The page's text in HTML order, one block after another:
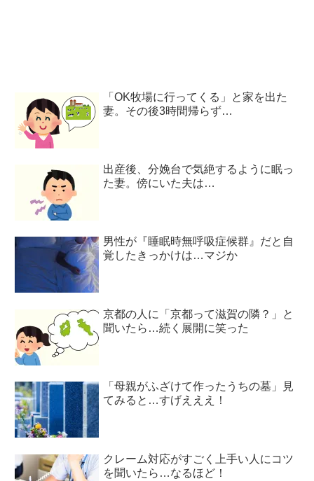
「OK牧場に行ってくる」と家を出た
妻。その後3時間帰らず…
出産後、分娩台で気絶するように眠っ
た妻。傍にいた夫は…
男性が『睡眠時無呼吸症候群』だと自
覚したきっかけは…マジか
京都の人に「京都って滋賀の隣？」と
聞いたら…続く展開に笑った
「母親がふざけて作ったうちの墓」見
てみると…すげえええ！
クレーム対応がすごく上手い人にコツ
を聞いたら…なるほど！